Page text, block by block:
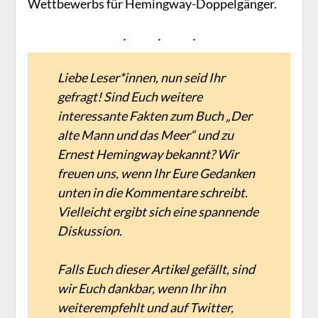
Wettbewerbs für Hemingway-Doppelgänger.
Liebe Leser*innen, nun seid Ihr
gefragt! Sind Euch weitere
interessante Fakten zum Buch „Der
alte Mann und das Meer“ und zu
Ernest Hemingway bekannt? Wir
freuen uns, wenn Ihr Eure Gedanken
unten in die Kommentare schreibt.
Vielleicht ergibt sich eine spannende
Diskussion.
Falls Euch dieser Artikel gefällt, sind
wir Euch dankbar, wenn Ihr ihn
weiterempfehlt und auf Twitter,